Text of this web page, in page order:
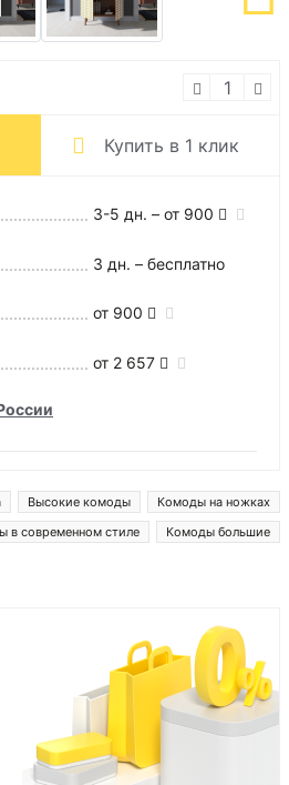
Купить в 1 клик
3-5 дн. – от 900
3 дн. – бесплатно
от 900
от 2 657
Высокие комоды
Комоды на ножках
в современном стиле
Комоды большие